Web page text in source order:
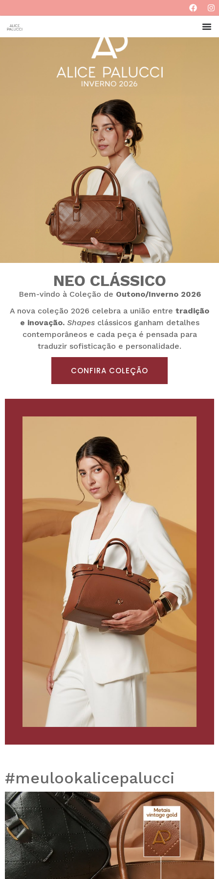
NEO CLÁSSICO
Bem-vindo à Coleção de Outono/Inverno 2026
A nova coleção 2026 celebra a união entre tradição
e inovação. Shapes clássicos ganham detalhes
contemporâneos e cada peça é pensada para
traduzir sofisticação e personalidade.
CONFIRA COLEÇÃO
#meulookalicepalucci